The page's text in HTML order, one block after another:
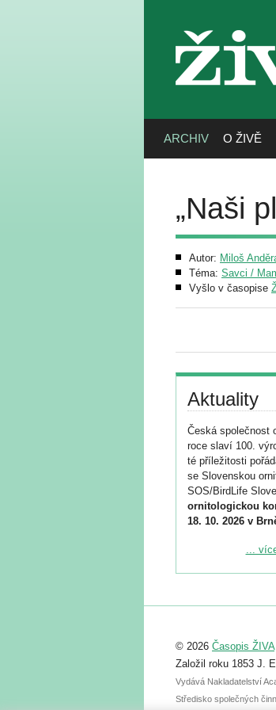
ARCHIV O ŽIVĚ
„Naši
Autor: Miloš
Téma: Savci /
Vyšlo v časopise
Aktuality
Česká společnost
roce slaví 100.
té příležitosti
se Slovenskou
SOS/BirdLife
ornitologickou
18. 10. 2026 v
Podrobnější
Registrovat se
abstraktu
posteru je už 30.
...
© 2026 Časopis ŽIVA
Založil roku 1853 J.
Vydává Nakladatelství
Středisko společných